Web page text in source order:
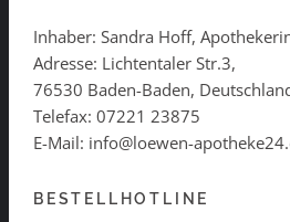
Inhaber: Sandra Hoff,
Adresse: Lichtentaler Str.3,
76530 Baden-Baden,
Telefax: 07221 23875
E-Mail: info@loewen-
BESTELLHOTLINE